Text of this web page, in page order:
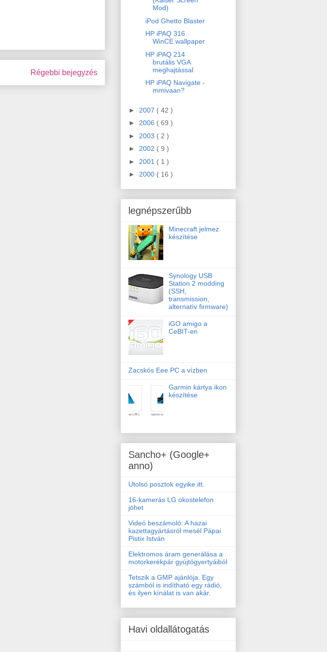
Régebbi bejegyzés
Mod)
iPod Ghetto Blaster
HP iPAQ 316
WinCE wallpaper
HP iPAQ 214
brutális VGA
meghajtással
HP iPAQ Navigate -
mmivaan?
► 2007 ( 42 )
► 2006 ( 69 )
► 2003 ( 2 )
► 2002 ( 9 )
► 2001 ( 1 )
► 2000 ( 16 )
legnépszerűbb
Minecraft jelmez
készítése
Synology USB
Station 2 modding
(SSH,
transmission,
alternatív firmware)
iGO amigo a
CeBIT-en
Zacskós Eee PC a vízben
Garmin kártya ikon
készítése
Sancho+ (Google+
anno)
Utolsó posztok egyike itt.
16-kamerás LG okostelefon
jöhet
Videó beszámoló: A hazai
kazettagyártásról mesél Pápai
Pistix István
Elektromos áram generálása a
motorkerékpár gyújtógyertyáiból
Tetszik a GMP ajánlója. Egy
számból is indítható egy rádió,
és ilyen kínálat is van akár.
Havi oldallátogatás